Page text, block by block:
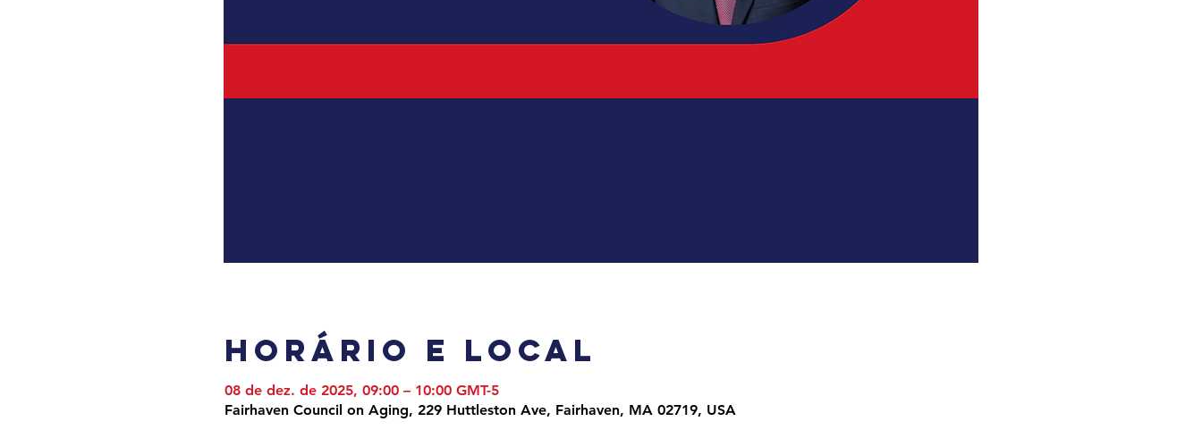
Horário e local
08 de dez. de 2025, 09:00 – 10:00 GMT-5
Fairhaven Council on Aging, 229 Huttleston Ave, Fairhaven, MA 02719, USA